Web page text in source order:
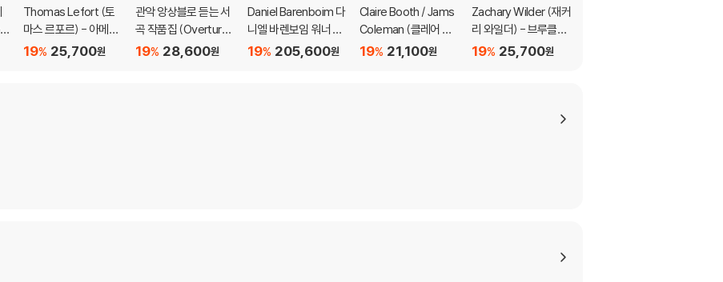
Thomas Lefort (토
마스 르포르) - 아메리
카의 색채 (Couleurs
25,700원
19%
관악 앙상블로 듣는 서
곡 작품집 (Overtur
e!) [SACD Hybrid]
28,600원
19%
Daniel Barenboim 다
니엘 바렌보임 워너 녹
음 전집 (The Comple
205,600원
19%
Claire Booth / Jams
Coleman (클레어 부
스 / 잼스 콜만) - 인생
21,100원
19%
Zachary Wilder (재커
리 와일더) - 브루클린
모음곡 (Brooklyn Sui
25,700원
19%